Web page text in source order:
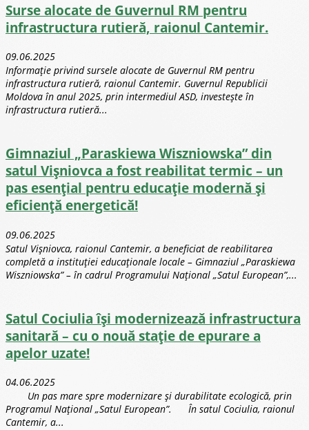
Surse alocate de Guvernul RM pentru
infrastructura rutieră, raionul Cantemir.
09.06.2025
Informație privind sursele alocate de Guvernul RM pentru
infrastructura rutieră, raionul Cantemir. Guvernul Republicii
Moldova în anul 2025, prin intermediul ASD, investește în
infrastructura rutieră...
Gimnaziul „Paraskiewa Wiszniowska” din
satul Vișniovca a fost reabilitat termic – un
pas esențial pentru educație modernă și
eficiență energetică!
09.06.2025
Satul Vișniovca, raionul Cantemir, a beneficiat de reabilitarea
completă a instituției educaționale locale – Gimnaziul „Paraskiewa
Wiszniowska” – în cadrul Programului Național „Satul European”,...
Satul Cociulia își modernizează infrastructura
sanitară – cu o nouă stație de epurare a
apelor uzate!
04.06.2025
Un pas mare spre modernizare și durabilitate ecologică, prin
Programul Național „Satul European”. În satul Cociulia, raionul
Cantemir, a...